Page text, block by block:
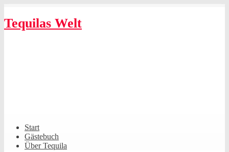
to
content
Tequilas Welt
Primary
Navigation
Start
Gästebuch
Über Tequila